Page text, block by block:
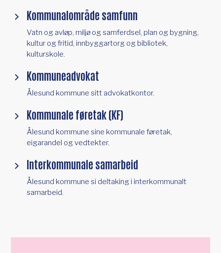
Kommunalområde samfunn
Vatn og avløp, miljø og samferdsel, plan og bygning,
kultur og fritid, innbyggartorg og bibliotek,
kulturskole.
Kommuneadvokat
Ålesund kommune sitt advokatkontor.
Kommunale føretak (KF)
Ålesund kommune sine kommunale føretak,
eigarandel og vedtekter.
Interkommunale samarbeid
Ålesund kommune si deltaking i interkommunalt
samarbeid.